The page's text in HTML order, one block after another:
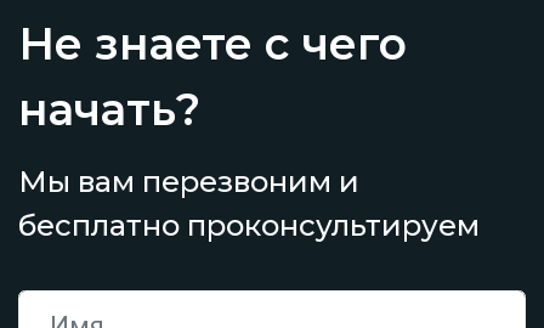
Не знаете с чего
начать?
Мы вам перезвоним и
бесплатно проконсультируем